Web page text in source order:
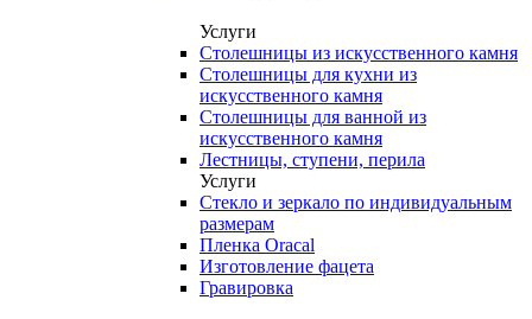
Услуги
Столешницы из искусственного камня
Столешницы для кухни из
искусственного камня
Столешницы для ванной из
искусственного камня
Лестницы, ступени, перила
Услуги
Стекло и зеркало по индивидуальным
размерам
Пленка Oracal
Изготовление фацета
Гравировка